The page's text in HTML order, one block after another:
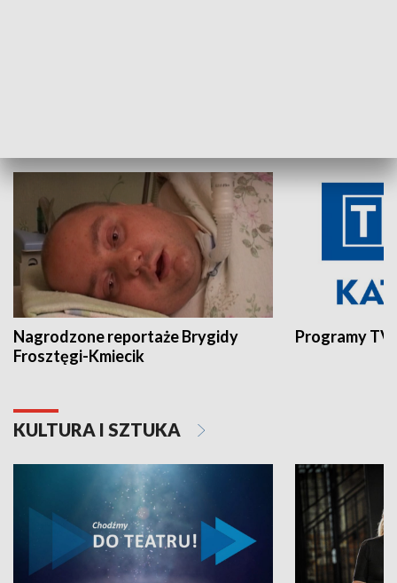
Nagrodzone reportaże Brygidy
Frosztęgi-Kmiecik
Programy
KULTURA I SZTUKA